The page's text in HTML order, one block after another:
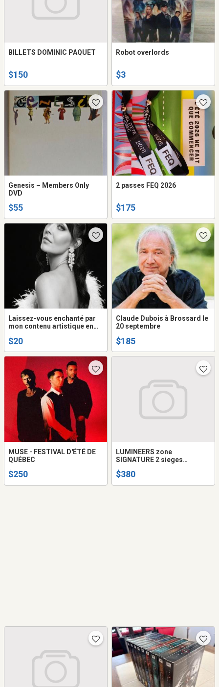
BILLETS DOMINIC PAQUET
$150
Robot overlords
$3
Genesis ‎– Members Only
DVD
$55
2 passes FEQ 2026
$175
Laissez-vous enchanté par
mon contenu artistique en
multi-disciplinaire du milieux
culturelle)
$20
Claude Dubois à Brossard le
20 septembre
$185
MUSE - FESTIVAL D'ÉTÉ DE
QUÉBEC
$250
LUMINEERS zone
SIGNATURE 2 sieges
$380